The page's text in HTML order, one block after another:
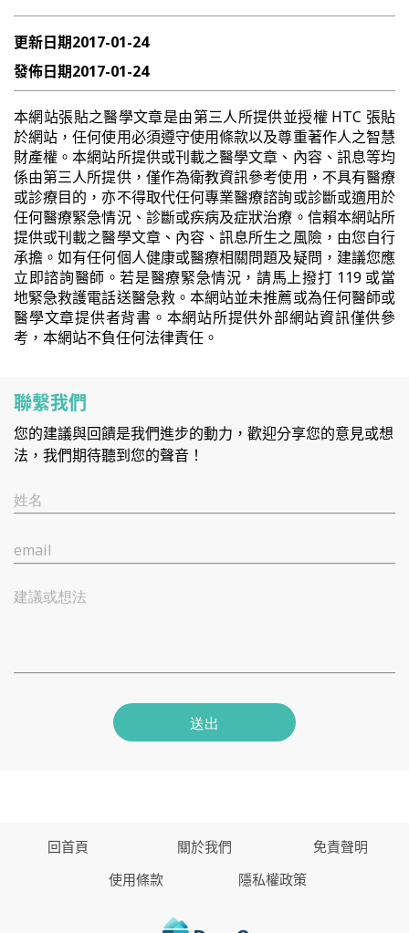
更新日期2017-01-24
發佈日期2017-01-24
本網站張貼之醫學文章是由第三人所提供並授權 HTC 張貼
於網站，任何使用必須遵守使用條款以及尊重著作人之智慧
財產權。本網站所提供或刊載之醫學文章、內容、訊息等均
係由第三人所提供，僅作為衛教資訊參考使用，不具有醫療
或診療目的，亦不得取代任何專業醫療諮詢或診斷或適用於
任何醫療緊急情況、診斷或疾病及症狀治療。信賴本網站所
提供或刊載之醫學文章、內容、訊息所生之風險，由您自行
承擔。如有任何個人健康或醫療相關問題及疑問，建議您應
立即諮詢醫師。若是醫療緊急情況，請馬上撥打 119 或當
地緊急救護電話送醫急救。本網站並未推薦或為任何醫師或
醫學文章提供者背書。本網站所提供外部網站資訊僅供參
考，本網站不負任何法律責任。
聯繫我們
您的建議與回饋是我們進步的動力，歡迎分享您的意見或想
法，我們期待聽到您的聲音！
姓名
email
建議或想法
送出
回首頁 關於我們
免責聲明
使用條款
隱私權政策